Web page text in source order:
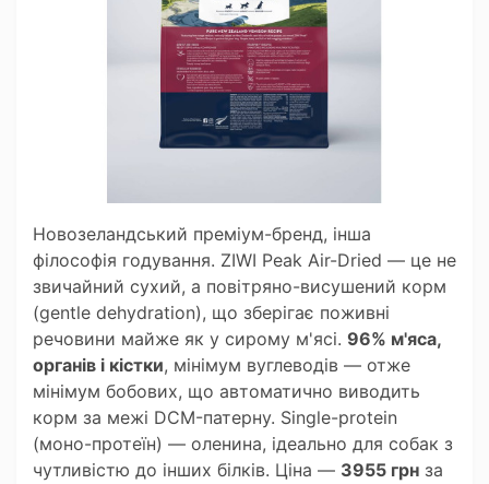
Новозеландський преміум-бренд, інша
філософія годування. ZIWI Peak Air-Dried — це не
звичайний сухий, а повітряно-висушений корм
(gentle dehydration), що зберігає поживні
речовини майже як у сирому м'ясі. 96% м'яса,
органів і кістки, мінімум вуглеводів — отже
мінімум бобових, що автоматично виводить
корм за межі DCM-патерну. Single-protein
(моно-протеїн) — оленина, ідеально для собак з
чутливістю до інших білків. Ціна — 3955 грн за